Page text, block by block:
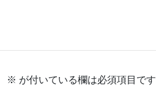
※ が付いている欄は必須項目です